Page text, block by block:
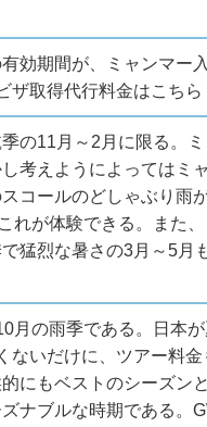
効期間が、ミャンマー
ザ取得代行料金はこちら
の11月～2月に限る。
考えようによってはミ
コールのどしゃぶり雨
れが体験できる。また
猛烈な暑さの3月～5月
月の雨季である。日本
いだけに、ツアー料
にもベストのシーズン
ナブルな時期である。